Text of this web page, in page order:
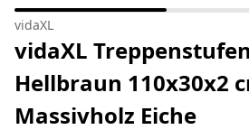
vidaXL
vidaXL
Hellbraun 110x30x2
Massivholz Eiche